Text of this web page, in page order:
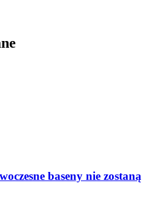
baseny nie zostaną